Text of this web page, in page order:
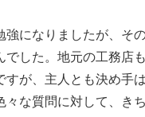
強になりましたが、そ
した。地元の工務店も
すが、主人とも決め手は
な質問に対して、きち